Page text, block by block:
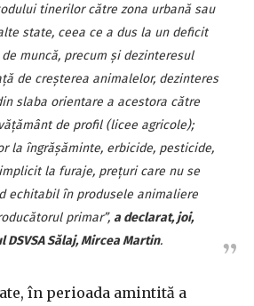
tinerilor către zona urbană sau
state, ceea ce a dus la un deficit
muncă, precum şi dezinteresul
de creşterea animalelor, dezinteres
slaba orientare a acestora către
de profil (licee agricole);
la îngrăşăminte, erbicide, pesticide,
la furaje, preţuri care nu se
echitabil în produsele animaliere
primar”, a declarat, joi,
DSVSA Sălaj, Mircea Martin.
în perioada amintită a